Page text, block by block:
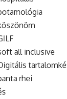
all inclusive
rhei